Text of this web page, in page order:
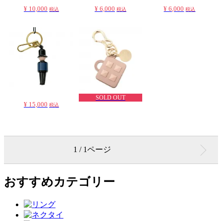
¥ 10,000 税込 ¥ 6,000 税込 ¥ 6,000 税込
¥ 15,000 税込
SOLD OUT
1 / 1ページ
おすすめカテゴリー